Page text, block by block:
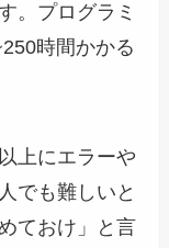
。プログラミ
時間かかる
上にエラーや
でも難しいと
ておけ」と言